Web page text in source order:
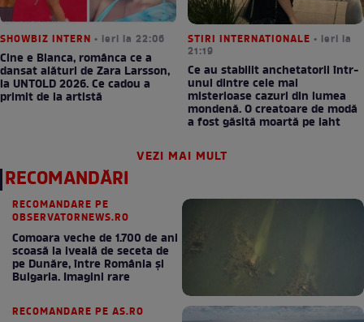
SHOWBIZ INTERN • ieri la 22:06
Cine e Bianca, românca ce a
dansat alături de Zara Larsson,
la UNTOLD 2026. Ce cadou a
primit de la artistă
STIRI INTERNATIONALE • ieri la
21:19
Ce au stabilit anchetatorii într-
unul dintre cele mai
misterioase cazuri din lumea
mondenă. O creatoare de modă
a fost găsită moartă pe iaht
VEZI MAI MULT
RECOMANDĂRI
RECOMANDARE PE
OBSERVATORNEWS.RO
Comoara veche de 1.700 de ani
scoasă la iveală de seceta de
pe Dunăre, între România şi
Bulgaria. Imagini rare
RECOMANDARE PE AS.RO